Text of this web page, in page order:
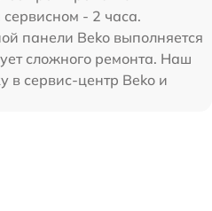
- 2 часа.
панели Beko выполняется
сложного ремонта. Наш
в сервис-центр Beko и